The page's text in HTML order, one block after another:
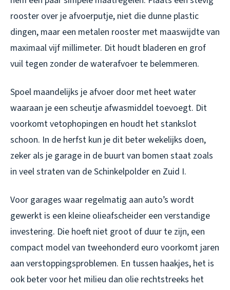
rooster over je afvoerputje, niet die dunne plastic
dingen, maar een metalen rooster met maaswijdte van
maximaal vijf millimeter. Dit houdt bladeren en grof
vuil tegen zonder de waterafvoer te belemmeren.
Spoel maandelijks je afvoer door met heet water
waaraan je een scheutje afwasmiddel toevoegt. Dit
voorkomt vetophopingen en houdt het stankslot
schoon. In de herfst kun je dit beter wekelijks doen,
zeker als je garage in de buurt van bomen staat zoals
in veel straten van de Schinkelpolder en Zuid I.
Voor garages waar regelmatig aan auto’s wordt
gewerkt is een kleine olieafscheider een verstandige
investering. Die hoeft niet groot of duur te zijn, een
compact model van tweehonderd euro voorkomt jaren
aan verstoppingsproblemen. En tussen haakjes, het is
ook beter voor het milieu dan olie rechtstreeks het